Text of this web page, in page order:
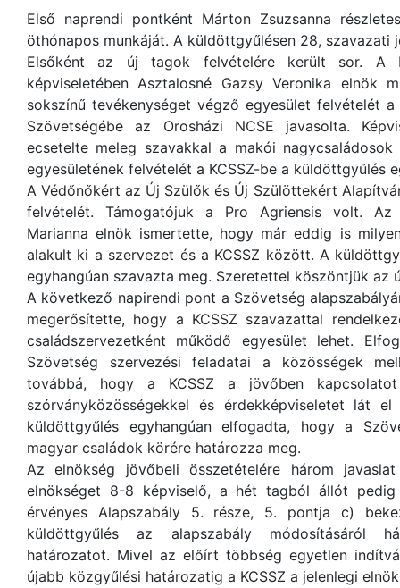
Első naprendi pontként Márton Zsuzsanna
öthónapos munkáját. A küldöttgyűlésen 28,
Elsőként az új tagok felvételére került sor. A
képviseletében Asztalosné Gazsy Veronika elnök
sokszínű tevékenységet végző egyesület felvételét
Szövetségébe az Orosházi NCSE javasolta.
ecsetelte meleg szavakkal a makói
egyesületének felvételét a KCSSZ-be a küldöttgyűlés
A Védőnőkért az Új Szülők és Új Szülöttekért
felvételét. Támogatójuk a Pro Agriensis volt. Az
Marianna elnök ismertette, hogy már eddig is
alakult ki a szervezet és a KCSSZ között. A
egyhangúan szavazta meg. Szeretettel köszöntjük az
A következő napirendi pont a Szövetség
megerősítette, hogy a KCSSZ szavazattal
családszervezetként működő egyesület lehet.
Szövetség szervezési feladatai a közösségek
továbbá, hogy a KCSSZ a jövőben
szórványközösségekkel és érdekképviseletet lát
küldöttgyűlés egyhangúan elfogadta, hogy a
magyar családok körére határozza meg.
Az elnökség jövőbeli összetételére három
elnökséget 8-8 képviselő, a hét tagból állót pedig
érvényes Alapszabály 5. része, 5. pontja c)
küldöttgyűlés az alapszabály módosításáról
határozatot. Mivel az előírt többség egyetlen
újabb közgyűlési határozatig a KCSSZ a jelenlegi